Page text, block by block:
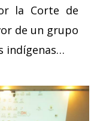
la Corte de
de un grupo
indígenas…